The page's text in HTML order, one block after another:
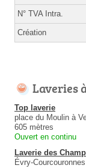
N° TVA Intra.
Création
Laveries
Top laverie
place du Moulin à
605 mètres
Ouvert en continu
Laverie des
Évry-Courcouronnes